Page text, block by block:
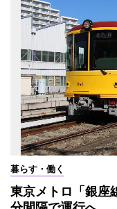
暮らす・働く
東京メトロ「銀